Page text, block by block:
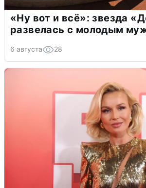
«Ну вот и всё»: звезда
развелась с молодым
6 августа 28